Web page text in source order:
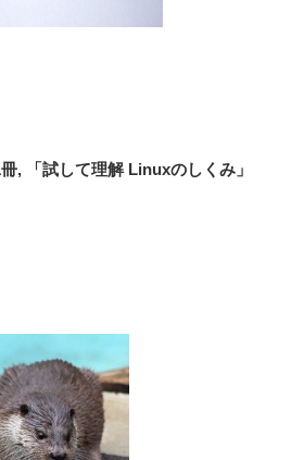
, 「試して理解 Linuxのしくみ」